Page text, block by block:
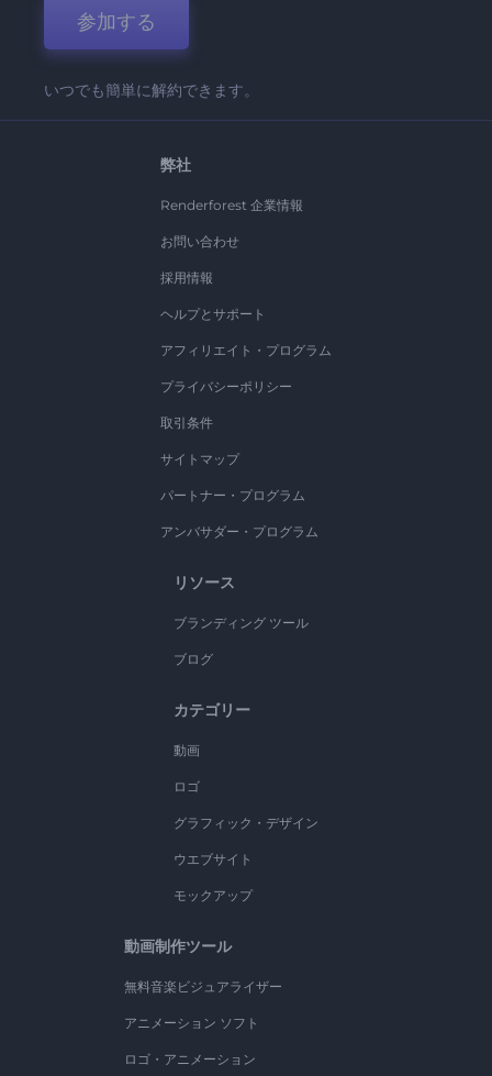
参加する
いつでも簡単に解約できます。
弊社
Renderforest 企業情報
お問い合わせ
採用情報
ヘルプとサポート
アフィリエイト・プログラム
プライバシーポリシー
取引条件
サイトマップ
パートナー・プログラム
アンバサダー・プログラム
リソース
ブランディング ツール
ブログ
カテゴリー
動画
ロゴ
グラフィック・デザイン
ウエブサイト
モックアップ
動画制作ツール
無料音楽ビジュアライザー
アニメーション ソフト
ロゴ・アニメーション